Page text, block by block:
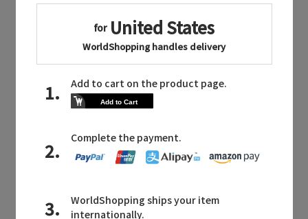
同じブランドのアイテム
同じカテゴリのアイテム
BONAVENTURA NEWS